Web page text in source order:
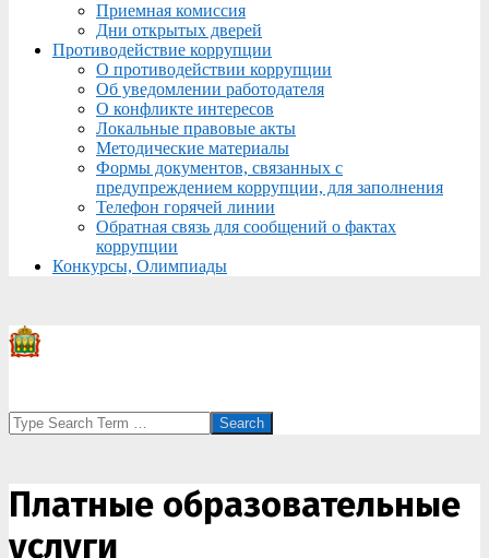
Приемная комиссия
Дни открытых дверей
Противодействие коррупции
О противодействии коррупции
Об уведомлении работодателя
О конфликте интересов
Локальные правовые акты
Методические материалы
Формы документов, связанных с
предупреждением коррупции, для заполнения
Телефон горячей линии
Обратная связь для сообщений о фактах
коррупции
Конкурсы, Олимпиады
Search
Платные образовательные
услуги